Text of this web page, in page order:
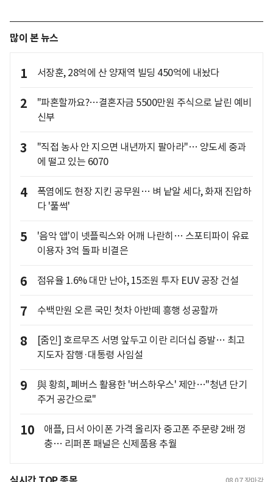
많이 본 뉴스
1 서장훈, 28억에 산 양재역 빌딩 450억에 내놨다
2
"파혼할까요?…결혼자금 5500만원 주식으로 날린 예비
신부
3
"직접 농사 안 지으면 내년까지 팔아라"… 양도세 중과
에 떨고 있는 6070
4
폭염에도 현장 지킨 공무원… 벼 낱알 세다, 화재 진압하
다 '풀썩'
5
'음악 앱'이 넷플릭스와 어깨 나란히… 스포티파이 유료
이용자 3억 돌파 비결은
6 점유율 1.6% 대만 난야, 15조원 투자 EUV 공장 건설
7 수백만원 오른 국민 첫차 아반떼 흥행 성공할까
8
[줌인] 호르무즈 서명 앞두고 이란 리더십 증발… 최고
지도자 잠행·대통령 사임설
9
與 황희, 폐버스 활용한 '버스하우스' 제안…"청년 단기
주거 공간으로"
10
애플, 日서 아이폰 가격 올리자 중고폰 주문량 2배 껑
충… 리퍼폰 패널은 신제품용 추월